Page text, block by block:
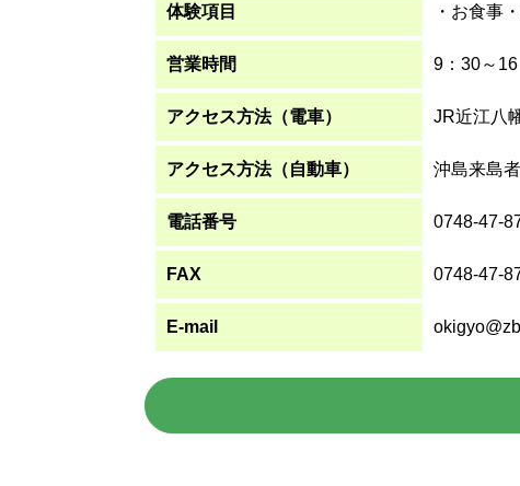
体験項目 ・お食事
営業時間 9：30～16
アクセス方法（電車） JR近江八
アクセス方法（自動車） 沖島来島
電話番号 0748-47-
FAX 0748-47-
E-mail